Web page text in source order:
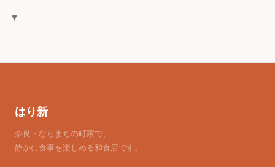
▼
はり新
奈良・ならまちの町家で、
静かに食事を楽しめる和食店です。